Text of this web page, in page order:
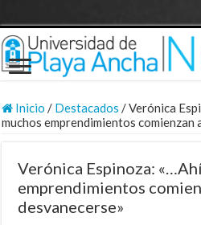
Inicio / Destacados /Verónica
muchos emprendimientos comienzan
Verónica Espinoza:
emprendimientos
desvanecerse»